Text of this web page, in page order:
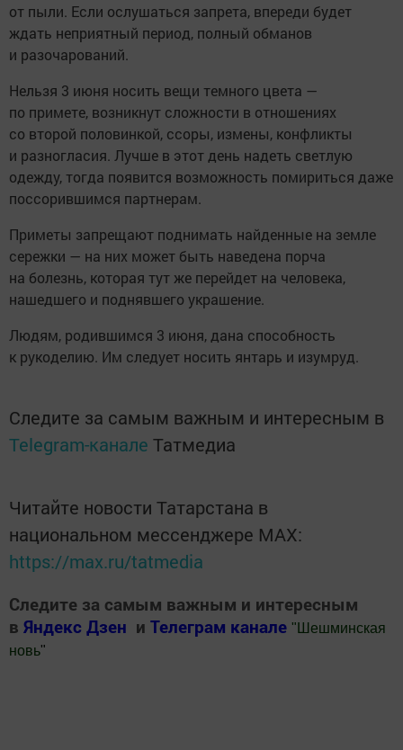
от пыли. Если ослушаться запрета, впереди будет
ждать неприятный период, полный обманов
и разочарований.
Нельзя 3 июня носить вещи темного цвета —
по примете, возникнут сложности в отношениях
со второй половинкой, ссоры, измены, конфликты
и разногласия. Лучше в этот день надеть светлую
одежду, тогда появится возможность помириться даже
поссорившимся партнерам.
Приметы запрещают поднимать найденные на земле
сережки — на них может быть наведена порча
на болезнь, которая тут же перейдет на человека,
нашедшего и поднявшего украшение.
Людям, родившимся 3 июня, дана способность
к рукоделию. Им следует носить янтарь и изумруд.
Следите за самым важным и интересным в
Telegram-канале Татмедиа
Читайте новости Татарстана в
национальном мессенджере MАХ:
https://max.ru/tatmedia
Следите за самым важным и интересным
в Яндекс Дзен и Телеграм канале " Шешминская
новь"